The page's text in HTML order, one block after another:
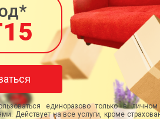
единоразово только в
Действует на все услуги, кроме